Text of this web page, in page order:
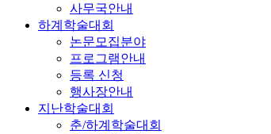
사무국안내
하계학술대회
논문모집분야
프로그램안내
등록 신청
행사장안내
지난학술대회
춘/하계학술대회